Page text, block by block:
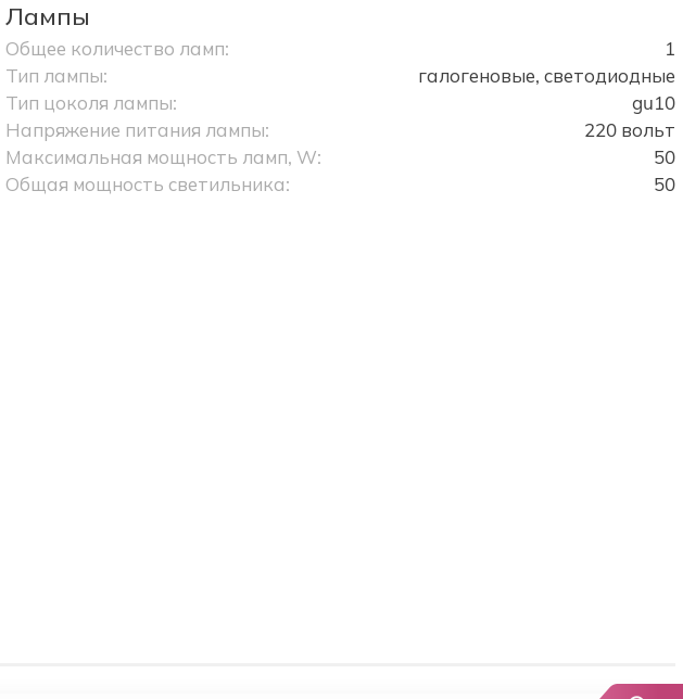
Лампы
Общее количество ламп:
1
Тип лампы:
галогеновые, светодиодные
Тип цоколя лампы:
gu10
Напряжение питания лампы:
220 вольт
Максимальная мощность ламп, W:
50
Общая мощность светильника:
50